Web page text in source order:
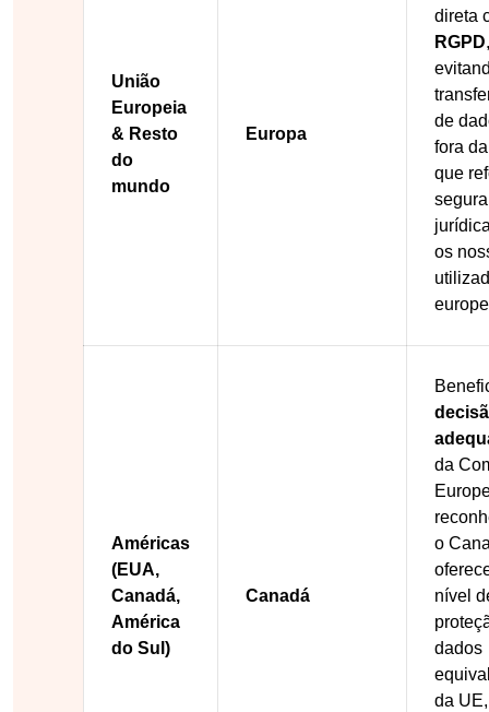
União
Europeia
& Resto
do
mundo
Europa
direta
RGPD,
de
fora
que
os
Américas
(EUA,
Canadá,
América
do Sul)
Canadá
da
o
nível
dados
da UE,